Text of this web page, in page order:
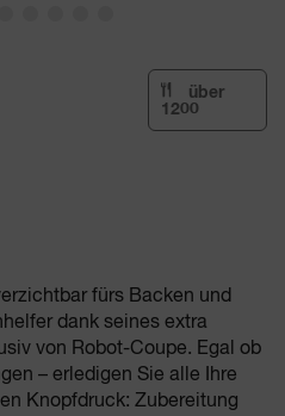
über
1200
fürs Backen und
dank seines extra
von Robot-Coupe. Egal ob
– erledigen Sie alle Ihre
Knopfdruck: Zubereitung